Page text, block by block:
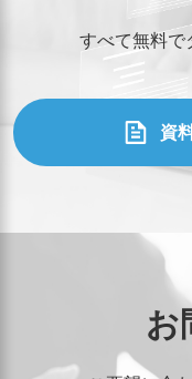
すべて無料で
資
お